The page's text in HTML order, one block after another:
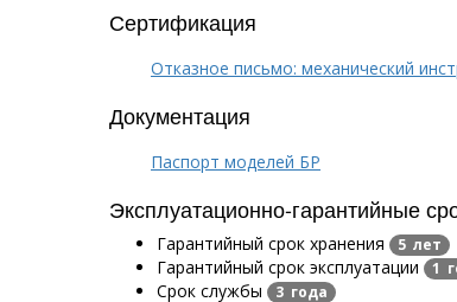
Сертификация
Отказное письмо: механический
Документация
Паспорт моделей БР
Эксплуатационно-гарантийные
Гарантийный срок хранения 5 лет
Гарантийный срок эксплуатации 1
Срок службы 3 года